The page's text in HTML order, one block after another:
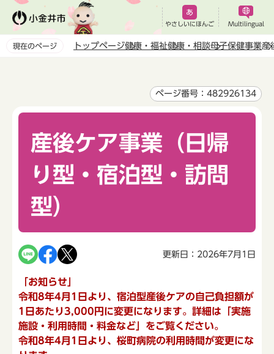
ペ
やさしいにほんご Multilingual
現在のページ トップページ健康・福祉健康・相談母子保健事業産
ページ番号：482926134
産後ケア事業（日帰
り型・宿泊型・訪問
型）
更新日：2026年7月1日
「お知らせ」
令和8年4月1日より、宿泊型産後ケアの自己負担額が
1日あたり3,000円に変更になります。詳細は「実施
施設・利用時間・料金など」をご覧ください。
令和8年4月1日より、桜町病院の利用時間が変更にな